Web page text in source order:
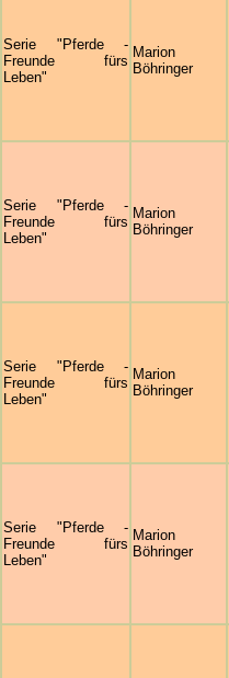
Serie "Pferde -
Freunde fürs
Leben"
Marion
Böhringer
Serie "Pferde -
Freunde fürs
Leben"
Marion
Böhringer
Serie "Pferde -
Freunde fürs
Leben"
Marion
Böhringer
Serie "Pferde -
Freunde fürs
Leben"
Marion
Böhringer